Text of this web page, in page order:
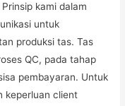
kami dalam
untuk
produksi tas. Tas
QC, pada tahap
pembayaran. Untuk
keperluan client